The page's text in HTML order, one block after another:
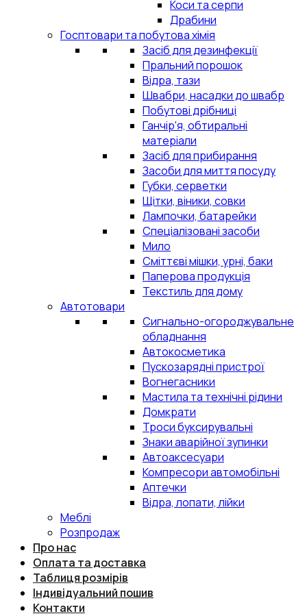
Коси та серпи
Драбини
Госптовари та побутова хімія
Засіб для дезинфекції
Пральний порошок
Відра, тази
Швабри, насадки до швабр
Побутові дрібниці
Ганчір'я, обтиральні
матеріали
Засіб для прибирання
Засоби для миття посуду
Губки, серветки
Щітки, віники, совки
Лампочки, батарейки
Спеціалізовані засоби
Мило
Сміттєві мішки, урні, баки
Паперова продукція
Текстиль для дому
Автотовари
Сигнально-огороджувальне
обладнання
Автокосметика
Пускозарядні пристрої
Вогнегасники
Мастила та технічні рідини
Домкрати
Троси буксирувальні
Знаки аварійної зупинки
Автоаксесуари
Компресори автомобільні
Аптечки
Відра, лопати, лійки
Меблі
Розпродаж
Про нас
Оплата та доставка
Таблиця розмірів
Індивідуальний пошив
Контакти